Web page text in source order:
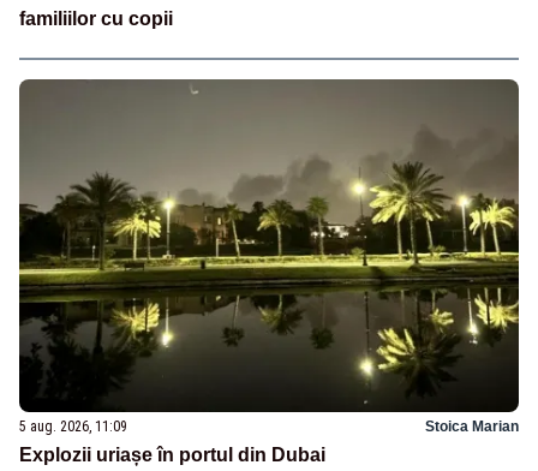
familiilor cu copii
5 aug. 2026, 11:09 Stoica Marian
Explozii uriașe în portul din Dubai